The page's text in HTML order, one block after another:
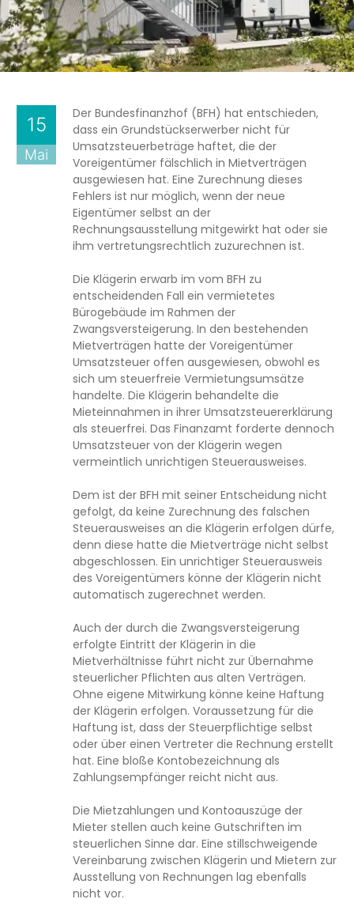
15
Mai
Der Bundesfinanzhof (BFH) hat entschieden,
dass ein Grundstückserwerber nicht für
Umsatzsteuerbeträge haftet, die der
Voreigentümer fälschlich in Mietverträgen
ausgewiesen hat. Eine Zurechnung dieses
Fehlers ist nur möglich, wenn der neue
Eigentümer selbst an der
Rechnungsausstellung mitgewirkt hat oder sie
ihm vertretungsrechtlich zuzurechnen ist.
Die Klägerin erwarb im vom BFH zu
entscheidenden Fall ein vermietetes
Bürogebäude im Rahmen der
Zwangsversteigerung. In den bestehenden
Mietverträgen hatte der Voreigentümer
Umsatzsteuer offen ausgewiesen, obwohl es
sich um steuerfreie Vermietungsumsätze
handelte. Die Klägerin behandelte die
Mieteinnahmen in ihrer Umsatzsteuererklärung
als steuerfrei. Das Finanzamt forderte dennoch
Umsatzsteuer von der Klägerin wegen
vermeintlich unrichtigen Steuerausweises.
Dem ist der BFH mit seiner Entscheidung nicht
gefolgt, da keine Zurechnung des falschen
Steuerausweises an die Klägerin erfolgen dürfe,
denn diese hatte die Mietverträge nicht selbst
abgeschlossen. Ein unrichtiger Steuerausweis
des Voreigentümers könne der Klägerin nicht
automatisch zugerechnet werden.
Auch der durch die Zwangsversteigerung
erfolgte Eintritt der Klägerin in die
Mietverhältnisse führt nicht zur Übernahme
steuerlicher Pflichten aus alten Verträgen.
Ohne eigene Mitwirkung könne keine Haftung
der Klägerin erfolgen. Voraussetzung für die
Haftung ist, dass der Steuerpflichtige selbst
oder über einen Vertreter die Rechnung erstellt
hat. Eine bloße Kontobezeichnung als
Zahlungsempfänger reicht nicht aus.
Die Mietzahlungen und Kontoauszüge der
Mieter stellen auch keine Gutschriften im
steuerlichen Sinne dar. Eine stillschweigende
Vereinbarung zwischen Klägerin und Mietern zur
Ausstellung von Rechnungen lag ebenfalls
nicht vor.